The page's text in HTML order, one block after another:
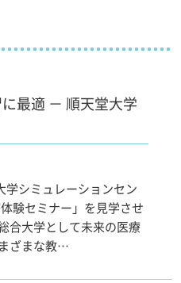
最適 － 順天堂大学
学シミュレーションセン
験セミナー」を見学させ
合大学として未来の医療
ざまな教…